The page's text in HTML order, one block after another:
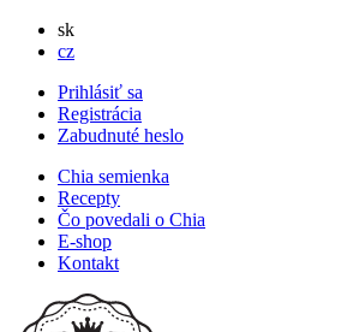
sk
cz
Prihlásiť sa
Registrácia
Zabudnuté heslo
Chia semienka
Recepty
Čo povedali o Chia
E-shop
Kontakt